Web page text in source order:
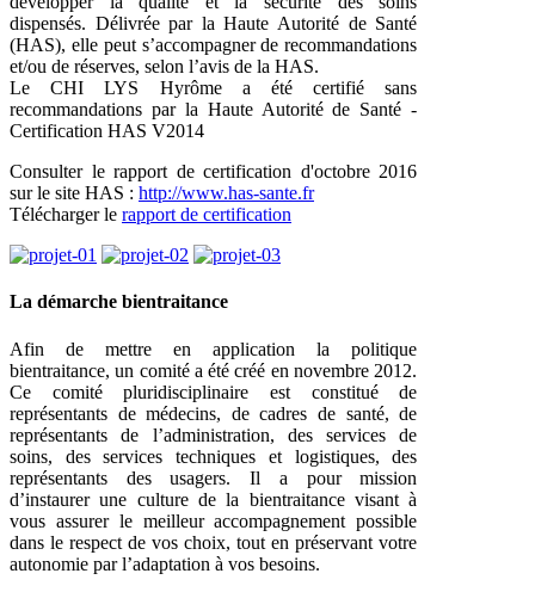
dispensés. Délivrée par la Haute Autorité de Santé
(HAS), elle peut s’accompagner de recommandations
et/ou de réserves, selon l’avis de la HAS.
Le CHI LYS Hyrôme a été certifié sans
recommandations par la Haute Autorité de Santé -
Certification HAS V2014
Consulter le rapport de certification d'octobre 2016
sur le site HAS : http://www.has-sante.fr
Télécharger le rapport de certification
La démarche bientraitance
Afin de mettre en application la politique
bientraitance, un comité a été créé en novembre 2012.
Ce comité pluridisciplinaire est constitué de
représentants de médecins, de cadres de santé, de
représentants de l’administration, des services de
soins, des services techniques et logistiques, des
représentants des usagers. Il a pour mission
d’instaurer une culture de la bientraitance visant à
vous assurer le meilleur accompagnement possible
dans le respect de vos choix, tout en préservant votre
autonomie par l’adaptation à vos besoins.